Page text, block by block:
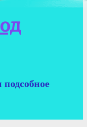
подсобное